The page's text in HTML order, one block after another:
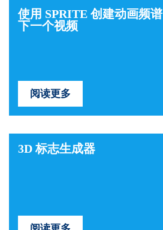
使用 SPRITE 创建动画频谱
下一个视频
阅读更多
3D 标志生成器